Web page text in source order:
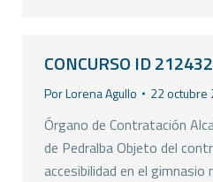
CONCURSO ID
PorLorena Agullo 22 octubre
Órgano de Contratación
de Pedralba Objeto del
accesibilidad en el gimnasio